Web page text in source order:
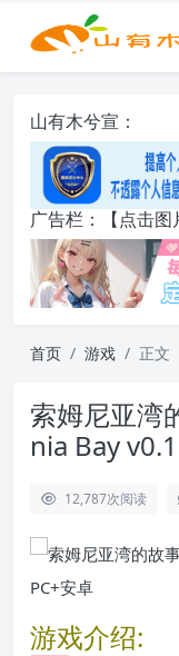
山有木兮宣：
广告栏：【点击图
首页 游戏 正文
索姆尼亚湾
nia Bay
12,787次阅读
游戏介绍: